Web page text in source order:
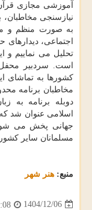
آموزشی مجازی
نیازسنجی
به صورت منظم و
اجتماعی،
تحلیل می نماییم و
است. سردبیر محفل
کشورها به تماشای
مخاطبان برنامه
دوبله برنامه به
مسلمانان سایر
منبع: هنر شهر
1404/12/06